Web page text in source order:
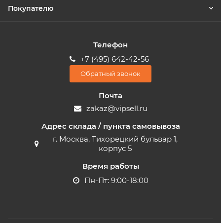
Покупателю
Телефон
+7 (495) 642-42-56
Обратный звонок
Почта
zakaz@vipsell.ru
Адрес склада / пункта самовывоза
г. Москва, Тихорецкий бульвар 1,
корпус 5
Время работы
Пн-Пт: 9:00-18:00